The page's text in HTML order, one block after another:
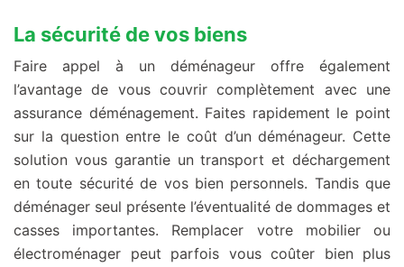
La sécurité de vos biens
Faire appel à un déménageur offre également
l’avantage de vous couvrir complètement avec une
assurance déménagement. Faites rapidement le point
sur la question entre le coût d’un déménageur. Cette
solution vous garantie un transport et déchargement
en toute sécurité de vos bien personnels. Tandis que
déménager seul présente l’éventualité de dommages et
casses importantes. Remplacer votre mobilier ou
électroménager peut parfois vous coûter bien plus